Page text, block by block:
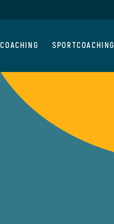
COACHING SPORTCOACHING